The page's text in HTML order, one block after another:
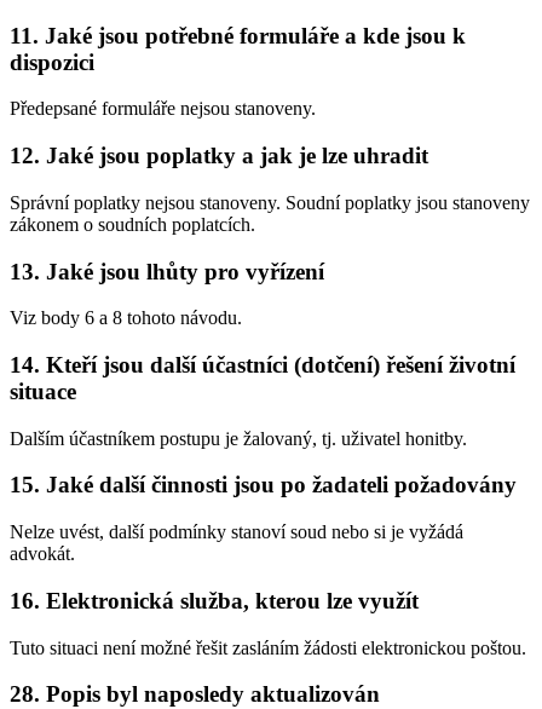
11. Jaké jsou potřebné formuláře a kde jsou k
dispozici
Předepsané formuláře nejsou stanoveny.
12. Jaké jsou poplatky a jak je lze uhradit
Správní poplatky nejsou stanoveny. Soudní poplatky jsou stanoveny
zákonem o soudních poplatcích.
13. Jaké jsou lhůty pro vyřízení
Viz body 6 a 8 tohoto návodu.
14. Kteří jsou další účastníci (dotčení) řešení životní
situace
Dalším účastníkem postupu je žalovaný, tj. uživatel honitby.
15. Jaké další činnosti jsou po žadateli požadovány
Nelze uvést, další podmínky stanoví soud nebo si je vyžádá
advokát.
16. Elektronická služba, kterou lze využít
Tuto situaci není možné řešit zasláním žádosti elektronickou poštou.
28. Popis byl naposledy aktualizován